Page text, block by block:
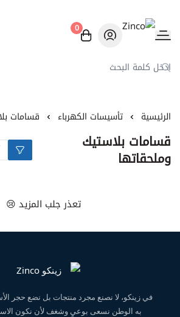
Zinco
0
الرئيسية تأسيسات الكهرباء قسامات
قسامات بلاستيك
وملحقاتها
تعذر جلب المزيد 😢
في زينكو، لا نصنع مجرد منتجات بل نضع حجر
به الوطن نسعى بوعيٍ وشغف لأن نكون